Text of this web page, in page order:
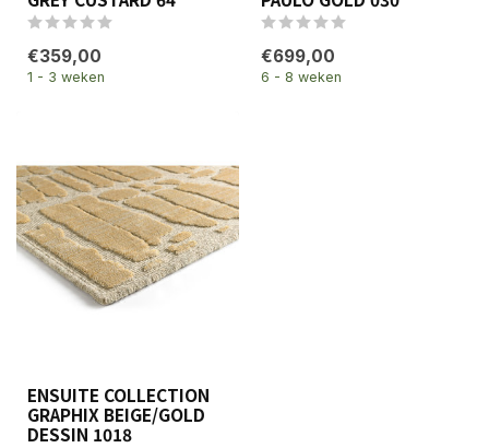
€359,00
1 - 3 weken
€699,00
6 - 8 weken
ENSUITE COLLECTION
GRAPHIX BEIGE/GOLD
DESSIN 1018